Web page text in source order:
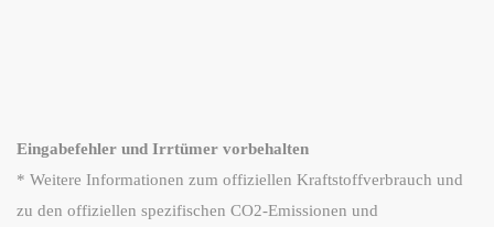
Eingabefehler und Irrtümer vorbehalten
* Weitere Informationen zum offiziellen Kraftstoffverbrauch und
zu den offiziellen spezifischen CO2-Emissionen und